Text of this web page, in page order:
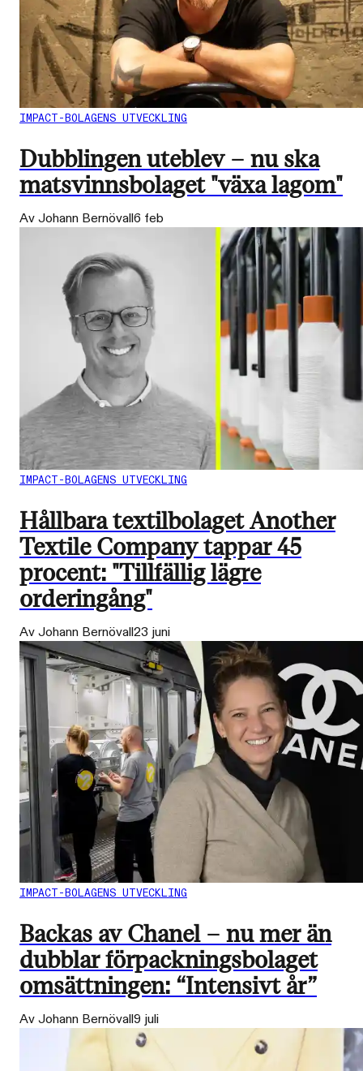
IMPACT-BOLAGENS UTVECKLING
Dubblingen uteblev – nu ska
matsvinnsbolaget "växa lagom"
Av Johann Bernövall6 feb
IMPACT-BOLAGENS UTVECKLING
Hållbara textilbolaget Another
Textile Company tappar 45
procent: "Tillfällig lägre
orderingång"
Av Johann Bernövall23 juni
IMPACT-BOLAGENS UTVECKLING
Backas av Chanel – nu mer än
dubblar förpackningsbolaget
omsättningen: “Intensivt år”
Av Johann Bernövall9 juli